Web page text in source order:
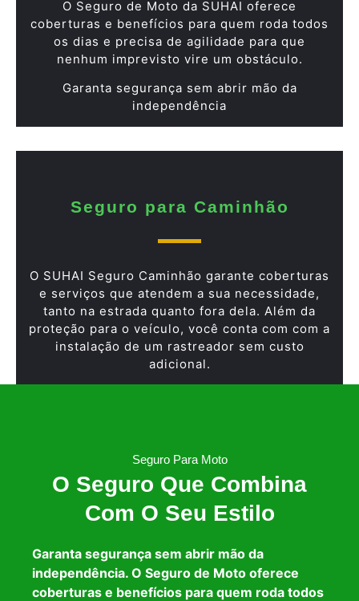
O Seguro de Moto da SUHAI oferece
coberturas e benefícios para quem roda todos
os dias e precisa de agilidade para que
nenhum imprevisto vire um obstáculo.
Garanta segurança sem abrir mão da
independência
Seguro para Caminhão
O SUHAI Seguro Caminhão garante coberturas
e serviços que atendem a sua necessidade,
tanto na estrada quanto fora dela. Além da
proteção para o veículo, você conta com com a
instalação de um rastreador sem custo
adicional.
Seguro Para Moto
O Seguro Que Combina
Com O Seu Estilo
Garanta segurança sem abrir mão da
independência. O Seguro de Moto oferece
coberturas e benefícios para quem roda todos